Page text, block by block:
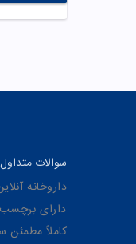
سوالات متداول
داروخانه
دارای
کاملاً مطمئن